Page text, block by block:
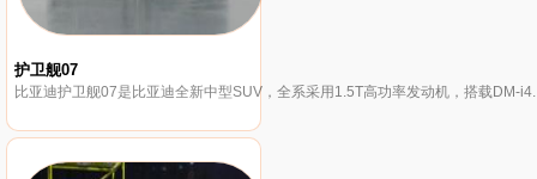
护卫舰07
比亚迪护卫舰07是比亚迪全新中型SUV，全系采用1.5T高功率发动机，搭载DM-i4.